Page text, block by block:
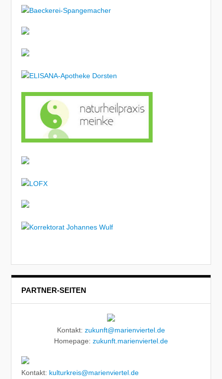
PARTNER-SEITEN
Kontakt: zukunft@marienviertel.de
Homepage: zukunft.marienviertel.de
Kontakt: kulturkreis@marienviertel.de